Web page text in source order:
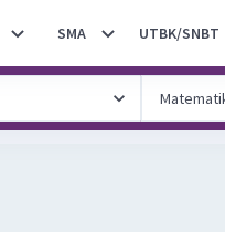
SMA UTBK/SNBT